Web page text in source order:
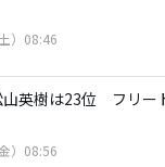
）08:46
山英樹は23位 フリー
）08:56